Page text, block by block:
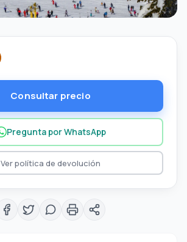
Consultar precio
Pregunta por WhatsApp
Ver política de devolución